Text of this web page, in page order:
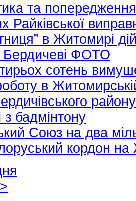
та
Райківської
в Житомирі
Бердичеві ФОТО
сотень
в
з бадмінтону
Союз на два
кордон